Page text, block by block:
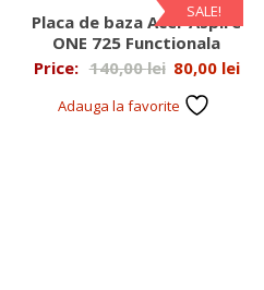
SALE!
Placa de baza Acer Aspire
ONE 725 Functionala
Price: 140,00lei Prețul
inițial
80,00 lei
Adauga la favorite